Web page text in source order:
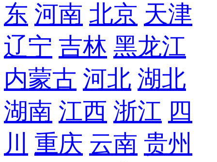
东 河南 北京 天津
辽宁 吉林 黑龙江
内蒙古 河北 湖北
湖南 江西 浙江 四
川
重庆 云南 贵州